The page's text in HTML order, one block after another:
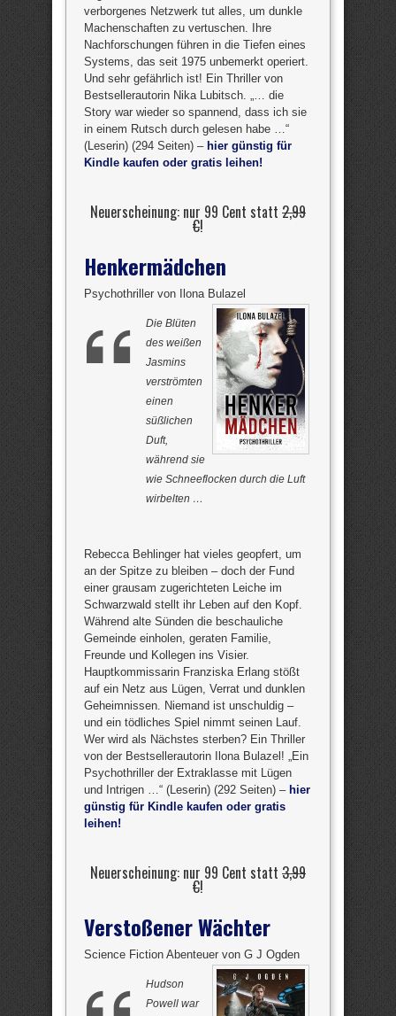
verborgenes Netzwerk tut alles, um dunkle
Machenschaften zu vertuschen. Ihre
Nachforschungen führen in die Tiefen eines
Systems, das seit 1975 unbemerkt operiert.
Und sehr gefährlich ist! Ein Thriller von
Bestsellerautorin Nika Lubitsch. „… die
Story war wieder so spannend, dass ich sie
in einem Rutsch durch gelesen habe …“
(Leserin) (294 Seiten) – hier günstig für
Kindle kaufen oder gratis leihen!
Neuerscheinung: nur 99 Cent statt 2,99
€!
Henkermädchen
Psychothriller von Ilona Bulazel
Die Blüten
des weißen
Jasmins
verströmten
einen
süßlichen
Duft,
während sie
wie Schneeflocken durch die Luft
wirbelten …
Rebecca Behlinger hat vieles geopfert, um
an der Spitze zu bleiben – doch der Fund
einer grausam zugerichteten Leiche im
Schwarzwald stellt ihr Leben auf den Kopf.
Während alte Sünden die beschauliche
Gemeinde einholen, geraten Familie,
Freunde und Kollegen ins Visier.
Hauptkommissarin Franziska Erlang stößt
auf ein Netz aus Lügen, Verrat und dunklen
Geheimnissen. Niemand ist unschuldig –
und ein tödliches Spiel nimmt seinen Lauf.
Wer wird als Nächstes sterben? Ein Thriller
von der Bestsellerautorin Ilona Bulazel! „Ein
Psychothriller der Extraklasse mit Lügen
und Intrigen …“ (Leserin) (292 Seiten) – hier
günstig für Kindle kaufen oder gratis
leihen!
Neuerscheinung: nur 99 Cent statt 3,99
€!
Verstoßener Wächter
Science Fiction Abenteuer von G J Ogden
Hudson
Powell war